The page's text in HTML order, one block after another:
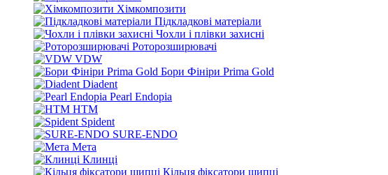
Хімкомпозити
Підкладкові матеріали
Чохли і плівки захисні
Роторозширювачі
VDW
Бори Фініри Prima Gold
Diadent
Pearl Endopia
HTM
Spident
SURE-ENDO
Мета
Клинці
Кільця фіксатори щипці